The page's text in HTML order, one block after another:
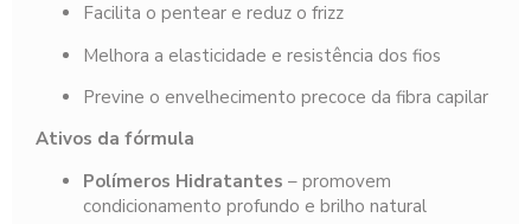
Facilita o pentear e reduz o frizz
Melhora a elasticidade e resistência dos fios
Previne o envelhecimento precoce da fibra capilar
Ativos da fórmula
Polímeros Hidratantes – promovem
condicionamento profundo e brilho natural